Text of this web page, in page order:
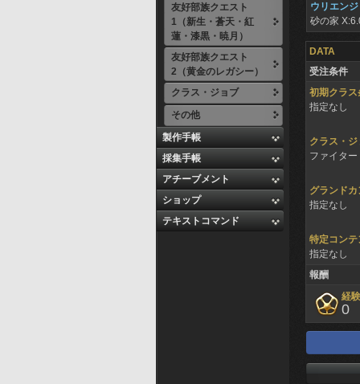
友好部族クエスト
1（新生・蒼天・紅
蓮・漆黒・暁月）
友好部族クエスト
2（黄金のレガシー）
クラス・ジョブ
その他
製作手帳
採集手帳
アチーブメント
ショップ
テキストコマンド
ウリエン
砂の家
DATA
受注条件
初期クラス
指定なし
クラス・
ファイタ
グランド
指定なし
特定コン
指定なし
報酬
経
0